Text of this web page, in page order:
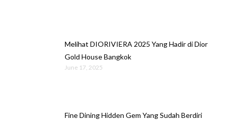
Melihat DIORIVIERA 2025 Yang Hadir di Dior
Gold House Bangkok
June 17, 2025
Fine Dining Hidden Gem Yang Sudah Berdiri